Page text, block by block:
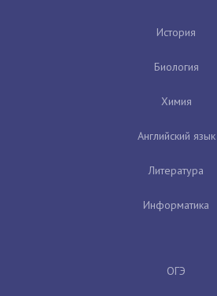
История
Биология
Химия
Английский язык
Литература
Информатика
ОГЭ